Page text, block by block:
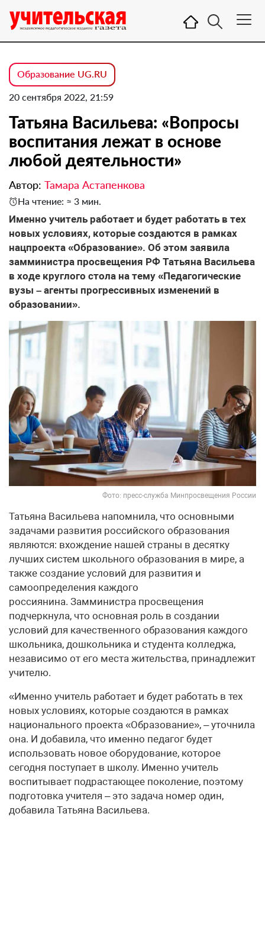
Образование UG.RU
20 сентября 2022, 21:59
Татьяна Васильева: «Вопросы
воспитания лежат в основе
любой деятельности»
Автор: Тамара Астапенкова
На чтение: ≈ 3 мин.
Именно учитель работает и будет работать в тех
новых условиях, которые создаются в рамках
нацпроекта «Образование». Об этом заявила
замминистра просвещения РФ Татьяна Васильева
в ходе круглого стола на тему «Педагогические
вузы – агенты прогрессивных изменений в
образовании».
Фото: пресс-служба Минпросвещения России
Татьяна Васильева напомнила, что основными
задачами развития российского образования
являются: вхождение нашей страны в десятку
лучших систем школьного образования в мире, а
также создание условий для развития и
самоопределения каждого
россиянина. Замминистра просвещения
подчеркнула, что основная роль в создании
условий для качественного образования каждого
школьника, дошкольника и студента колледжа,
независимо от его места жительства, принадлежит
учителю.
«Именно учитель работает и будет работать в тех
новых условиях, которые создаются в рамках
национального проекта «Образование», – уточнила
она. И добавила, что именно педагог будет
использовать новое оборудование, которое
сегодня поступает в школу. Именно учитель
воспитывает подрастающее поколение, поэтому
подготовка учителя – это задача номер один,
добавила Татьяна Васильева.